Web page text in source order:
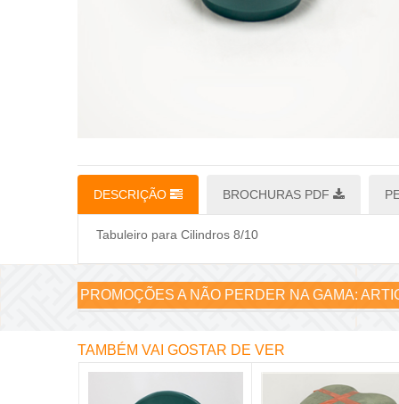
DESCRIÇÃO BROCHURAS PDF
Tabuleiro para Cilindros 8/10
PROMOÇÕES A NÃO PERDER NA GAMA:
TAMBÉM VAI GOSTAR DE VER